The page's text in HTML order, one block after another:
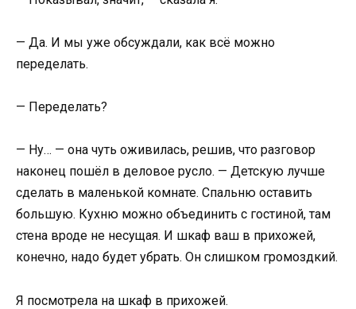
— Да. И мы уже обсуждали, как всё можно
переделать.
— Переделать?
— Ну… — она чуть оживилась, решив, что разговор
наконец пошёл в деловое русло. — Детскую лучше
сделать в маленькой комнате. Спальню оставить
большую. Кухню можно объединить с гостиной, там
стена вроде не несущая. И шкаф ваш в прихожей,
конечно, надо будет убрать. Он слишком громоздкий.
Я посмотрела на шкаф в прихожей.